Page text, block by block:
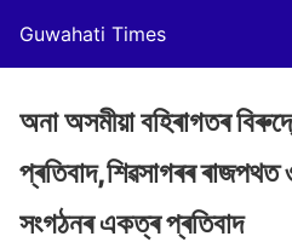
Guwahati Times
অনা অসমীয়া বহিৰাগতৰ
প্ৰতিবাদ,শিৱসাগৰৰ
সংগঠনৰ একত্ৰ প্ৰতিবাদ